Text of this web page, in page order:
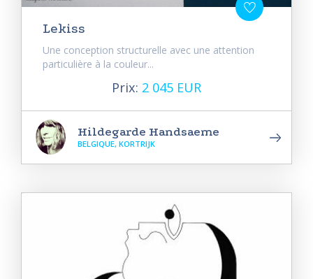
Lekiss
Une conception structurelle avec une attention
particulière à la couleur...
Prix: 2 045 EUR
Hildegarde Handsaeme
BELGIQUE, KORTRIJK